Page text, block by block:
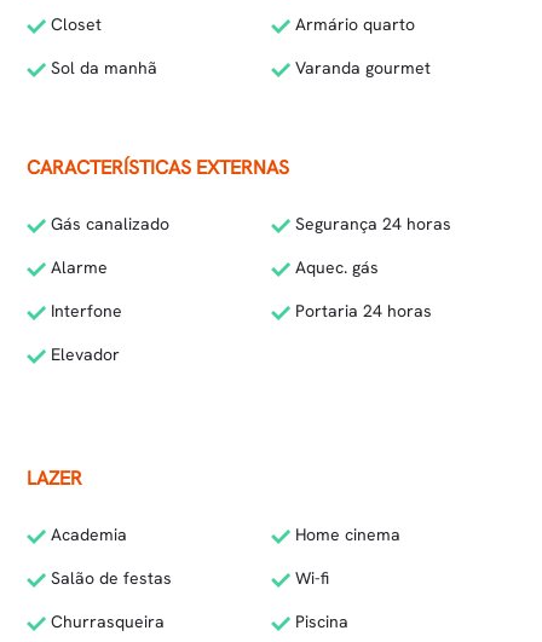
Closet
Armário quarto
Sol da manhã
Varanda gourmet
CARACTERÍSTICAS EXTERNAS
Gás canalizado
Segurança 24 horas
Alarme
Aquec. gás
Interfone
Portaria 24 horas
Elevador
LAZER
Academia
Home cinema
Salão de festas
Wi-fi
Churrasqueira
Piscina